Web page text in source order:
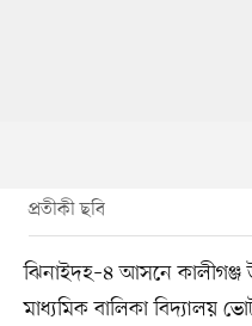
প্রতীকী ছবি
ঝিনাইদহ–৪ আসনে কালীগঞ্জ
মাধ্যমিক বালিকা বিদ্যালয়